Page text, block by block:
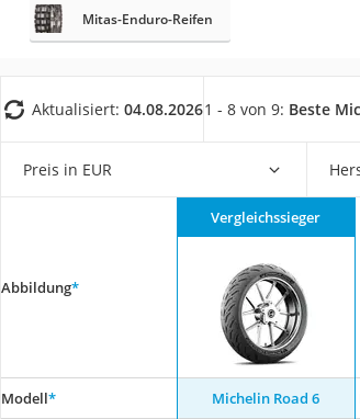
Mitas-Enduro-Reifen
Aktualisiert: 04.08.20261 - 8 von 9: Beste
Preis in EUR
Abbildung*
Vergleichssieger
Modell* Michelin Road 6